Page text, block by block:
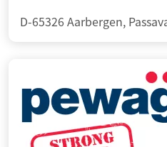
D-65326 Aarbergen,